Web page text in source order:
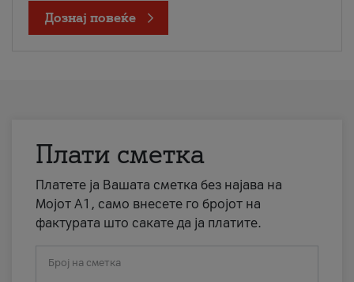
Дознај повеќе
Плати сметка
Платете ја Вашата сметка без најава на
Мојот А1, само внесете го бројот на
фактурата што сакате да ја платите.
Број на сметка